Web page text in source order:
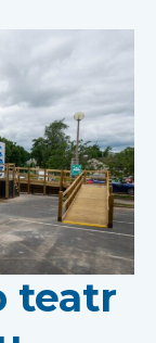
teatr